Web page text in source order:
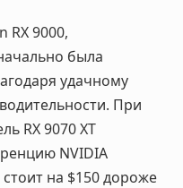
RX 9000,
была
удачному
При
RX 9070 XT
NVIDIA
стоит на $150 дороже